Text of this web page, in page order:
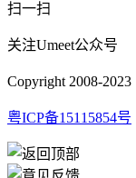
扫一扫
关注Umeet公众号
Copyright 2008-
粤ICP备15115854号